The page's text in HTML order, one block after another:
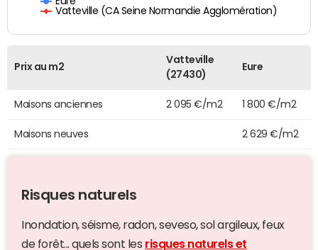
Vatteville (CA Seine Normandie Agglomération)
Prix au m2
Vatteville
(27430)
Eure
Maisons anciennes 2 095 €/m2 1 800 €/m2
Maisons neuves 2 629 €/m2
Risques naturels
Inondation, séisme, radon, seveso, sol argileux, feux
de forêt... quels sont les risques naturels et